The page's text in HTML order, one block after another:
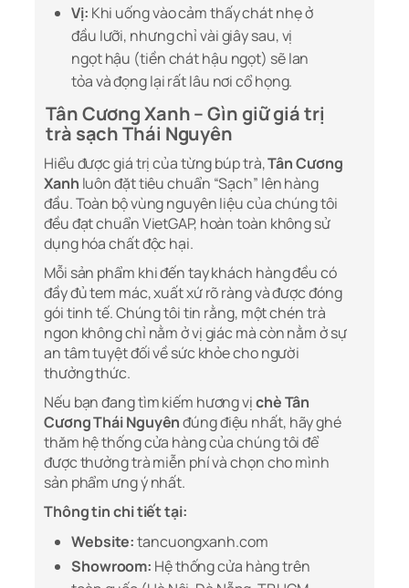
Vị: Khi uống vào cảm thấy chát nhẹ ở
đầu lưỡi, nhưng chỉ vài giây sau, vị
ngọt hậu (tiền chát hậu ngọt) sẽ lan
tỏa và đọng lại rất lâu nơi cổ họng.
Tân Cương Xanh – Gìn giữ giá trị
trà sạch Thái Nguyên
Hiểu được giá trị của từng búp trà,Tân Cương
Xanh luôn đặt tiêu chuẩn “Sạch” lên hàng
đầu. Toàn bộ vùng nguyên liệu của chúng tôi
đều đạt chuẩn VietGAP, hoàn toàn không sử
dụng hóa chất độc hại.
Mỗi sản phẩm khi đến tay khách hàng đều có
đầy đủ tem mác, xuất xứ rõ ràng và được đóng
gói tinh tế. Chúng tôi tin rằng, một chén trà
ngon không chỉ nằm ở vị giác mà còn nằm ở sự
an tâm tuyệt đối về sức khỏe cho người
thưởng thức.
Nếu bạn đang tìm kiếm hương vịchè Tân
Cương Thái Nguyênđúng điệu nhất, hãy ghé
thăm hệ thống cửa hàng của chúng tôi để
được thưởng trà miễn phí và chọn cho mình
sản phẩm ưng ý nhất.
Thông tin chi tiết tại:
Website:tancuongxanh.com
Showroom: Hệ thống cửa hàng trên